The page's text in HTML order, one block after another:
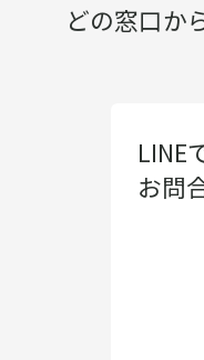
どの窓口か
LINE
お問